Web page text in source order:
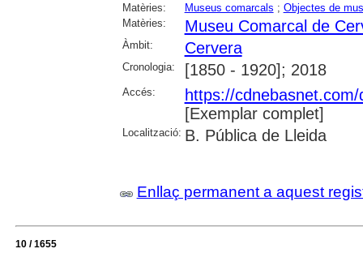
Matèries: Museus comarcals ; Objectes de
Matèries:
Museu Comarcal de
Àmbit: Cervera
Cronologia: [1850 - 1920]; 2018
Accés:
https://
[Exemplar complet]
Localització: B. Pública de Lleida
Enllaç permanent a aquest
10 / 1655